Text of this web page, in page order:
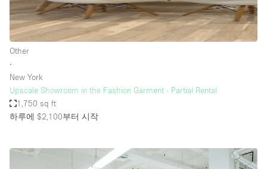
Other
∙
New York
Upscale Showroom in the Fashion Garment - Partial Rental
1,750 sq ft
하루에 $2,100부터 시작